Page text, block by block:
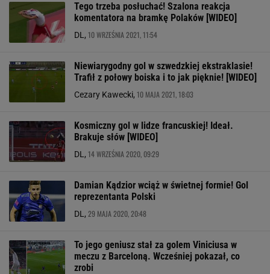
Tego trzeba posłuchać! Szalona reakcja
komentatora na bramkę Polaków [WIDEO]
DL, 10 WRZEŚNIA 2021, 11:54
Niewiarygodny gol w szwedzkiej ekstraklasie!
Trafił z połowy boiska i to jak pięknie! [WIDEO]
Cezary Kawecki, 10 MAJA 2021, 18:03
Kosmiczny gol w lidze francuskiej! Ideał.
Brakuje słów [WIDEO]
DL, 14 WRZEŚNIA 2020, 09:29
Damian Kądzior wciąż w świetnej formie! Gol
reprezentanta Polski
DL, 29 MAJA 2020, 20:48
To jego geniusz stał za golem Viniciusa w
meczu z Barceloną. Wcześniej pokazał, co
zrobi